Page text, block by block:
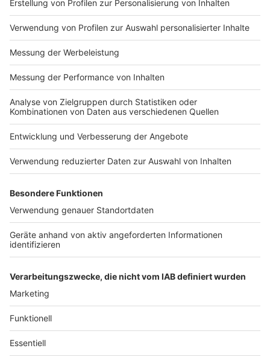
Impressum
Nutzungsbedingungen
Jobs
Presse
Werben
Archiv
ANTENNE BAYERN GROUP
Stiftung ANTENNE BAYERN
hilft
Teilnahmebedingungen
Grounding Page ANTENNE
BAYERN
Kontakt
Studio-Hotline
Verkehrs-Hotline
Datenschutz­erklärung
Newsletter